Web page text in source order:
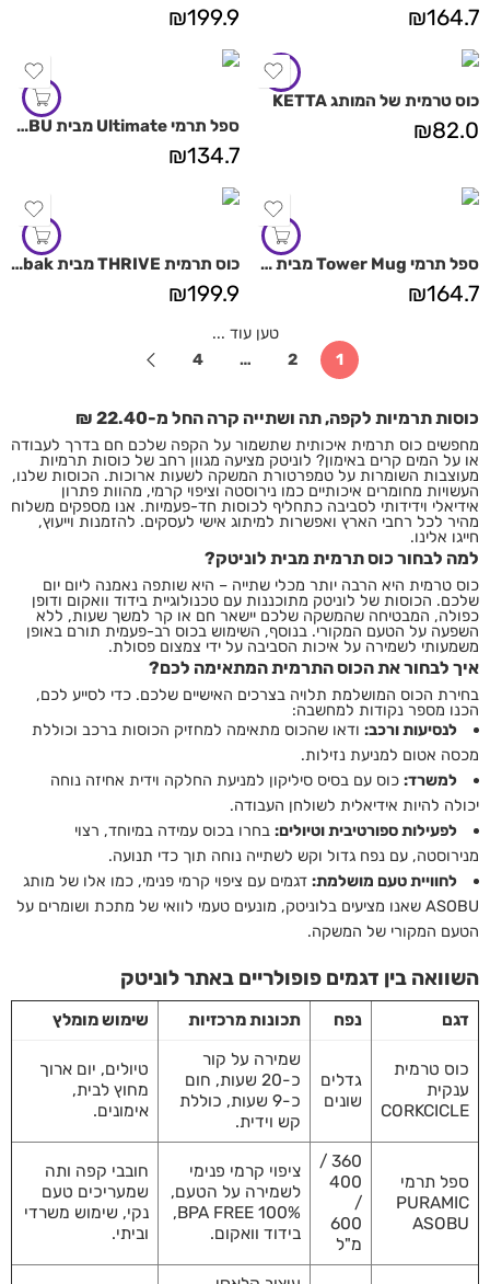
₪164.7
₪199.9
כוס טרמית של המותג KETTA
₪82.0 ספל תרמי Ultimate מבית ASOBU
₪134.7
ספל תרמי Tower Mug מבית ASOBU
₪164.7
כוס תרמית THRIVE מבית Camelbak
₪199.9
טען עוד ...
1
2
…
4
כוסות תרמיות לקפה, תה ושתייה קרה החל מ-22.40 ₪
מחפשים כוס תרמית איכותית שתשמור על הקפה שלכם חם בדרך לעבודה
או על המים קרים באימון? לוניטק מציעה מגוון רחב של כוסות תרמיות
מעוצבות השומרות על טמפרטורת המשקה לשעות ארוכות. הכוסות שלנו,
העשויות מחומרים איכותיים כמו נירוסטה וציפוי קרמי, מהוות פתרון
אידיאלי וידידותי לסביבה כתחליף לכוסות חד-פעמיות. אנו מספקים משלוח
מהיר לכל רחבי הארץ ואפשרות למיתוג אישי לעסקים. להזמנות וייעוץ,
חייגו אלינו.
למה לבחור כוס תרמית מבית לוניטק?
כוס טרמית היא הרבה יותר מכלי שתייה – היא שותפה נאמנה ליום יום
שלכם. הכוסות של לוניטק מתוכננות עם טכנולוגיית בידוד וואקום ודופן
כפולה, המבטיחה שהמשקה שלכם יישאר חם או קר למשך שעות, ללא
השפעה על הטעם המקורי. בנוסף, השימוש בכוס רב-פעמית תורם באופן
משמעותי לשמירה על איכות הסביבה על ידי צמצום פסולת.
איך לבחור את הכוס התרמית המתאימה לכם?
בחירת הכוס המושלמת תלויה בצרכים האישיים שלכם. כדי לסייע לכם,
הכנו מספר נקודות למחשבה:
לנסיעות ורכב: ודאו שהכוס מתאימה למחזיק הכוסות ברכב וכוללת
מכסה אטום למניעת נזילות.
למשרד: כוס עם בסיס סיליקון למניעת החלקה וידית אחיזה נוחה
יכולה להיות אידיאלית לשולחן העבודה.
לפעילות ספורטיבית וטיולים: בחרו בכוס עמידה במיוחד, רצוי
מנירוסטה, עם נפח גדול וקש לשתייה נוחה תוך כדי תנועה.
לחוויית טעם מושלמת: דגמים עם ציפוי קרמי פנימי, כמו אלו של מותג
ASOBU שאנו מציעים בלוניטק, מונעים טעמי לוואי של מתכת ושומרים על
הטעם המקורי של המשקה.
השוואה בין דגמים פופולריים באתר לוניטק
דגם נפח תכונות מרכזיות שימוש מומלץ
כוס טרמית
ענקית
CORKCICLE
גדלים
שונים
שמירה על קור
כ-20 שעות, חום
כ-9 שעות, כוללת
קש וידית.
טיולים, יום ארוך
מחוץ לבית,
אימונים.
ספל תרמי
PURAMIC
ASOBU
360 /
400
/
600
מ"ל
ציפוי קרמי פנימי
לשמירה על הטעם,
100% BPA FREE,
בידוד וואקום.
חובבי קפה ותה
שמעריכים טעם
נקי, שימוש משרדי
וביתי.